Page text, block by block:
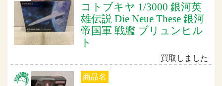
コトブキヤ 1/3000 銀河英
雄伝説 Die Neue These 銀河
帝国軍 戦艦 ブリュンヒル
ト
買取しました
商品名